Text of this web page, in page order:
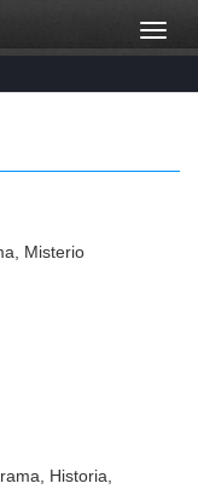
Misterio
Historia,